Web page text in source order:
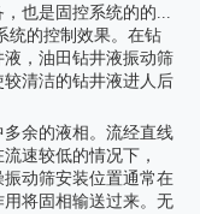
也是固控系统的的...
统的控制效果。在钻
，油田钻井液振动筛
清洁的钻井液进人后
余的液相。流经直线
速较低的情况下，
动筛安装位置通常在
将固相输送过来。无